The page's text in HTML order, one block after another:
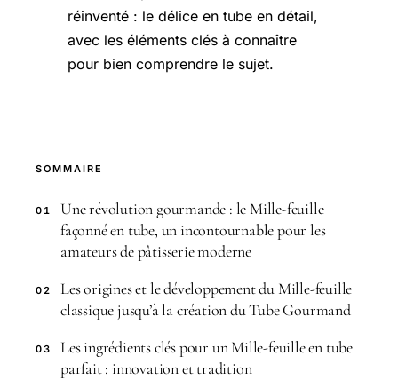
réinventé : le délice en tube en détail,
avec les éléments clés à connaître
pour bien comprendre le sujet.
SOMMAIRE
01
Une révolution gourmande : le Mille-feuille
façonné en tube, un incontournable pour les
amateurs de pâtisserie moderne
02
Les origines et le développement du Mille-feuille
classique jusqu’à la création du Tube Gourmand
03
Les ingrédients clés pour un Mille-feuille en tube
parfait : innovation et tradition